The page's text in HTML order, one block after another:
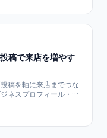
稿で来店を増やす
稿を軸に来店までつな
ネスプロフィール・
¥150,000〜の動画支